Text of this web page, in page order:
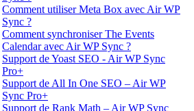
Comment utiliser Meta Box avec Air WP
Sync ?
Comment synchroniser The Events
Calendar avec Air WP Sync ?
Support de Yoast SEO - Air WP Sync
Pro+
Support de All In One SEO – Air WP
Sync Pro+
Support de Rank Math – Air WP Sync